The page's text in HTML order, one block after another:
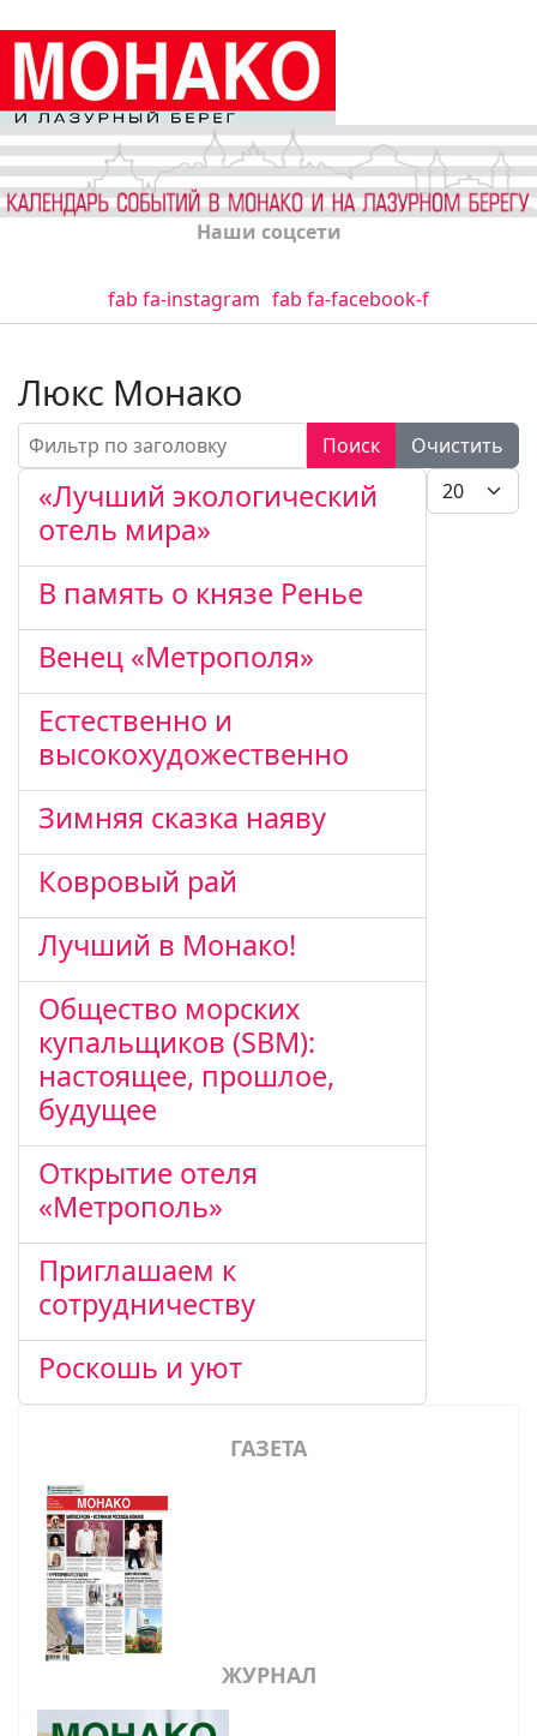
Наши соцсети
fab fa-instagram fab fa-facebook-f
Люкс Монако
Фильтр по заголовку Поиск
Очистить
Кол-во
«Лучший экологический
отель мира»
В память о князе Ренье
Венец «Метрополя»
Естественно и
высокохудожественно
Зимняя сказка наяву
Ковровый рай
Лучший в Монако!
Общество морских
купальщиков (SBM):
настоящее, прошлое,
будущее
Открытие отеля
«Метрополь»
Приглашаем к
сотрудничеству
Роскошь и уют
ГАЗЕТА
ЖУРНАЛ